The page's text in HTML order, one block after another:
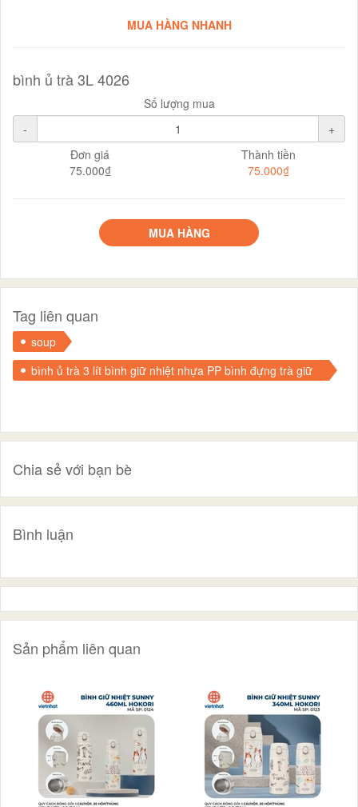
MUA HÀNG NHANH
bình ủ trà 3L 4026
Số lượng mua
-
+
Đơn giá
75.000₫
Thành tiền
75.000₫
MUA HÀNG
Tag liên quan
soup
bình ủ trà 3 lít bình giữ nhiệt nhựa PP bình đựng trà giữ
Chia sẻ với bạn bè
Bình luận
Sản phẩm liên quan